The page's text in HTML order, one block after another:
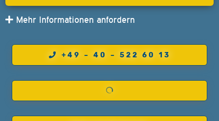
Mehr Informationen anfordern
+49 – 40 – 522 60 13